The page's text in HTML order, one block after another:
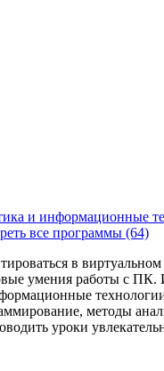
и информационные
все программы (64)
в
умения работы с
методы
уроки